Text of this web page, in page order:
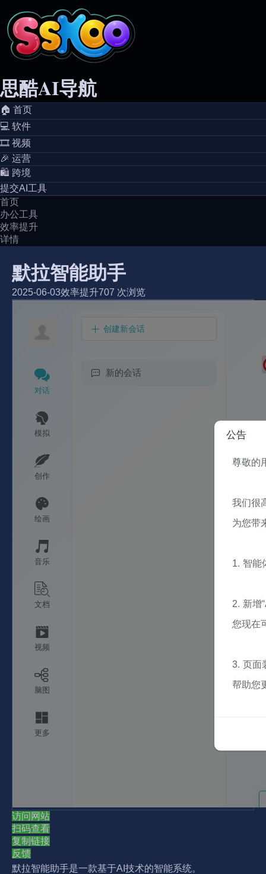
思酷AI导航
🏠️ 首页
💻️ 软件
🎞️ 视频
🎉 运营
🛍️ 跨境
提交AI工具
首页
办公工具
效率提升
详情
默拉智能助手
2025-06-03效率提升707 次浏览
访问网站
扫码查看
复制链接
反馈
默拉智能助手是一款基于AI技术的智能系统。